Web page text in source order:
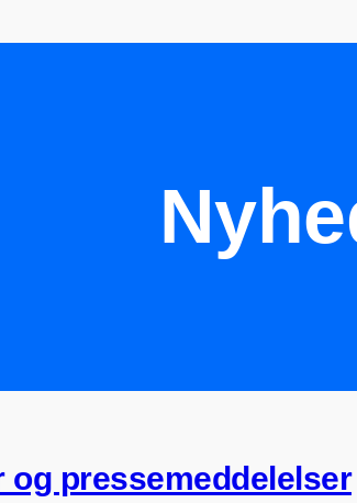
og pressemeddelelser